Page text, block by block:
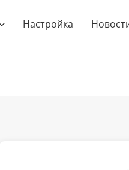
Настройка